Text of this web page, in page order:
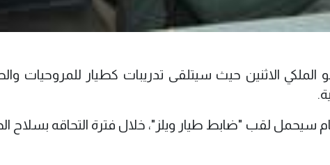
الملكي الاثنين حيث سيتلقى تدريبات كطيار للمروحيات
سيحمل لقب "ضابط طيار ويلز"، خلال فترة التحاقه بسلاح